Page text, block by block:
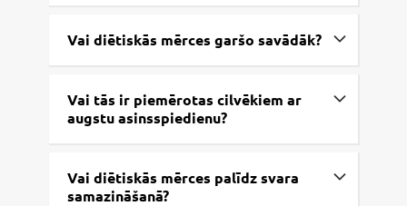
Vai diētiskās mērces garšo savādāk?
Vai tās ir piemērotas cilvēkiem ar
augstu asinsspiedienu?
Vai diētiskās mērces palīdz svara
samazināšanā?